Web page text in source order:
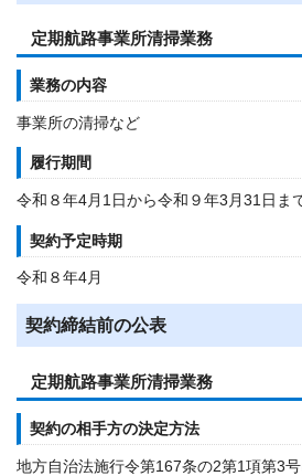
定期航路事業所清掃業務
業務の内容
事業所の清掃など
履行期間
令和８年4月1日から令和９年3月31日ま
契約予定時期
令和８年4月
契約締結前の公表
定期航路事業所清掃業務
契約の相手方の決定方法
地方自治法施行令第167条の2第1項第3